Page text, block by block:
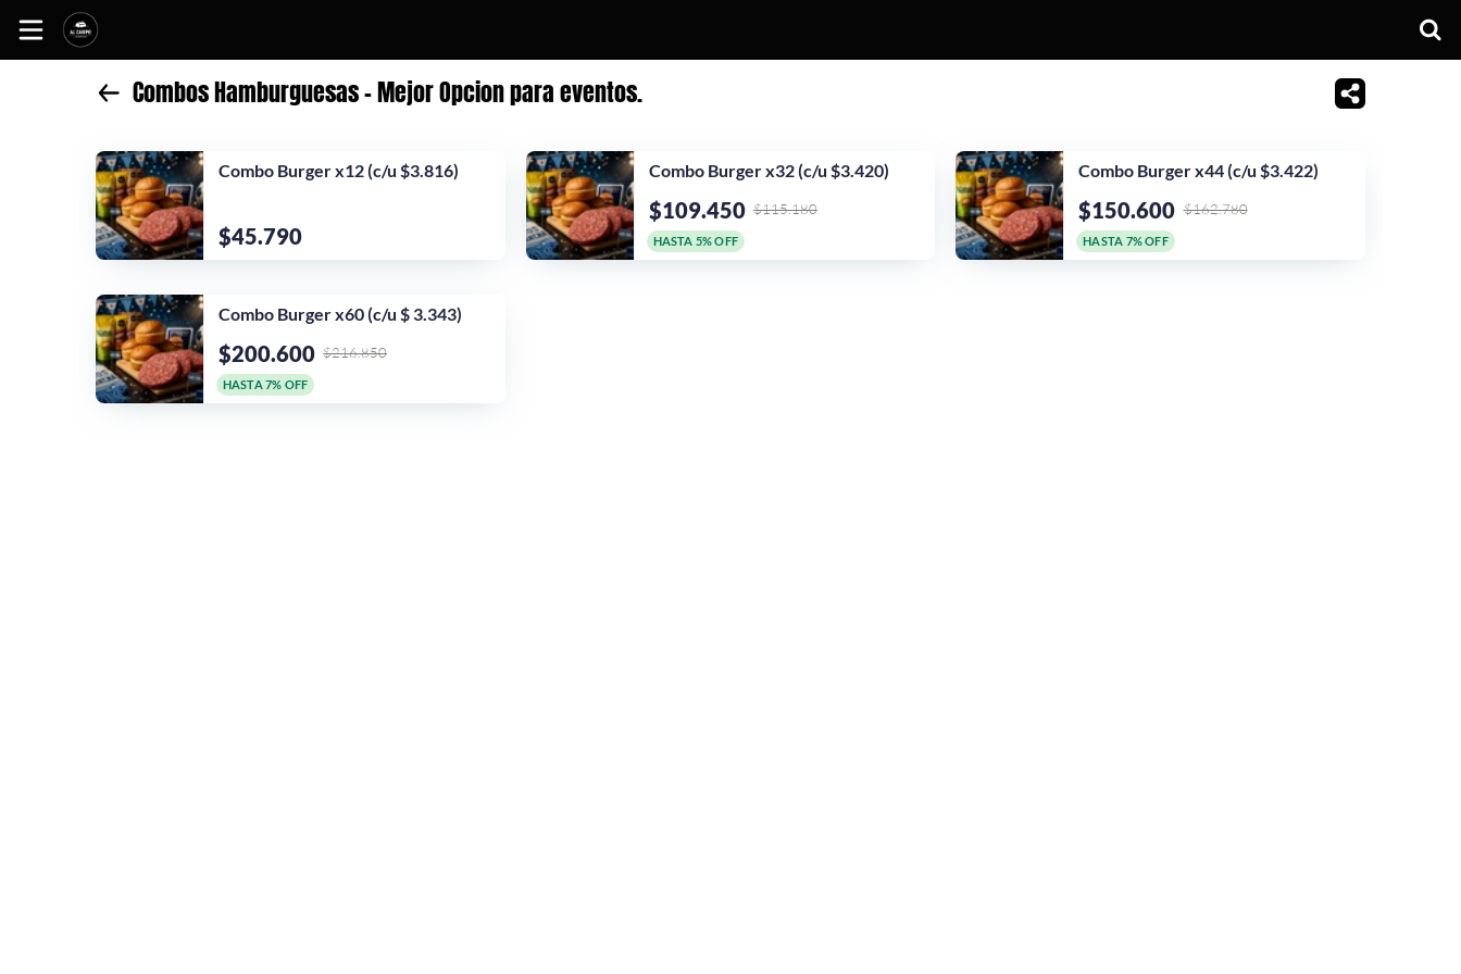
Información
Sitio web
Instagram
Facebook
Combos Hamburguesas - Mejor Opcion para eventos.
Combo Burger x12 (c/u $3.816)
$45.790
Combo Burger x32 (c/u $3.420)
$115.180
$109.450
HASTA 5% OFF
Combo Burger x44 (c/u $3.422)
$162.780
$150.600
HASTA 7% OFF
Combo Burger x60 (c/u $ 3.343)
$216.850
$200.600
HASTA 7% OFF